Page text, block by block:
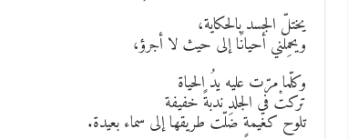
يختلّ الجسد بالحكاية،
ويحمِلني أحيانًا إلى حيث لا أجرؤ،
وكلّما مرّت عليه يدُ الحياة
تركتْ في الجلدِ ندبةً خفيفة
تلوح كغيمةٍ ضلّت طريقها إلى سماء بعيدة.